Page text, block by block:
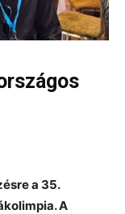
a 35.
A